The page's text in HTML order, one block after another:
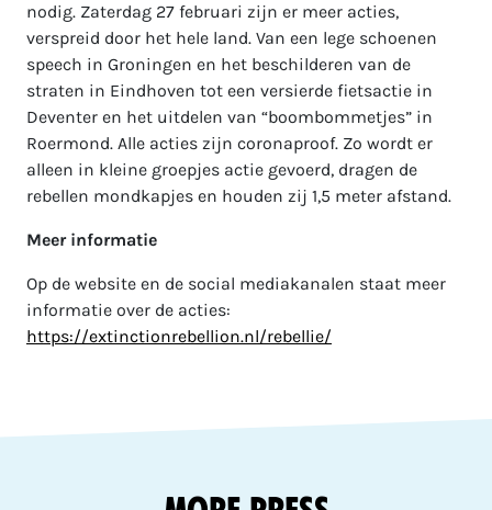
nodig. Zaterdag 27 februari zijn er meer acties,
verspreid door het hele land. Van een lege schoenen
speech in Groningen en het beschilderen van de
straten in Eindhoven tot een versierde fietsactie in
Deventer en het uitdelen van “boombommetjes” in
Roermond. Alle acties zijn coronaproof. Zo wordt er
alleen in kleine groepjes actie gevoerd, dragen de
rebellen mondkapjes en houden zij 1,5 meter afstand.
Meer informatie
Op de website en de social mediakanalen staat meer
informatie over de acties:
https://extinctionrebellion.nl/rebellie/